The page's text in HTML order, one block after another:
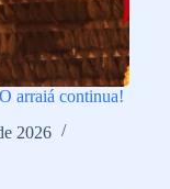
arraiá continua!
2026